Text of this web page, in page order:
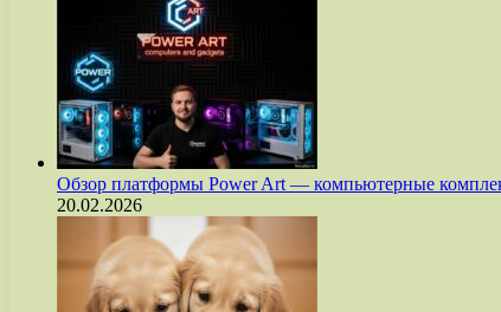
Обзор платформы Power Art — компьютерные
20.02.2026